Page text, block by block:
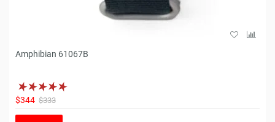
Amphibian 61067B
$344 $333